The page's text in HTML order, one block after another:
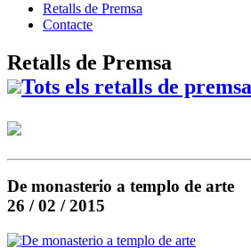
Retalls de Premsa
Contacte
Retalls de Premsa
Tots els retalls de premsa
De monasterio a templo de arte
26 / 02 / 2015